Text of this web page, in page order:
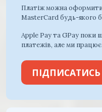
Платіж можна
MasterCard будь-якого
Apple Pay та GPay поки
платежів, але ми